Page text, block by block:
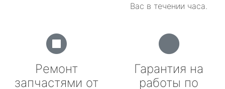
Вас в течении часа.
Ремонт
запчастями от
Гарантия на
работы по